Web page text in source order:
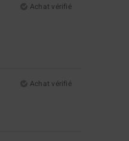
Achat vérifié
Achat vérifié